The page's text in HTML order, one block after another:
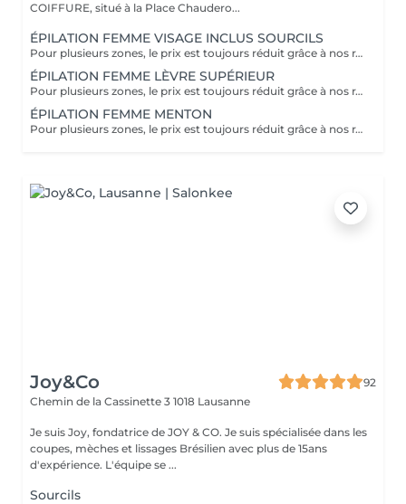
COIFFURE, situé à la Place Chaudero...
ÉPILATION FEMME VISAGE INCLUS SOURCILS
Pour plusieurs zones, le prix est toujours réduit grâce à nos rabais.
ÉPILATION FEMME LÈVRE SUPÉRIEUR
Pour plusieurs zones, le prix est toujours réduit grâce à nos rabais.
ÉPILATION FEMME MENTON
Pour plusieurs zones, le prix est toujours réduit grâce à nos rabais.
Joy&Co
92
Chemin de la Cassinette 3 1018 Lausanne
Je suis Joy, fondatrice de JOY & CO. Je suis spécialisée dans les
coupes, mèches et lissages Brésilien avec plus de 15ans
d'expérience. L'équipe se ...
Sourcils